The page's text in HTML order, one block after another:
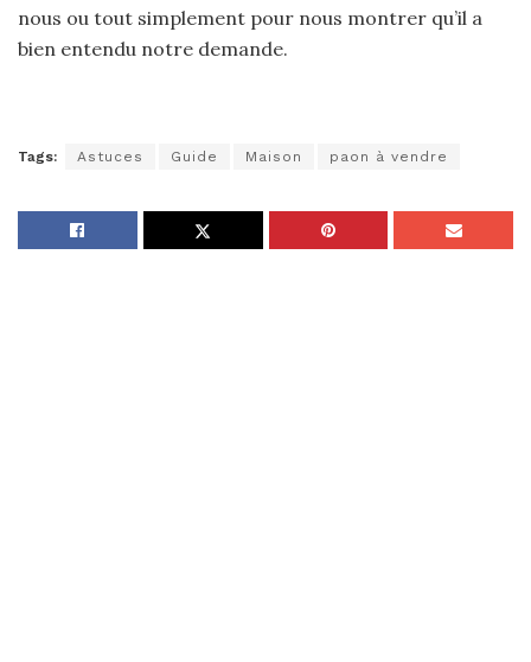
nous ou tout simplement pour nous montrer qu’il a
bien entendu notre demande.
Tags: Astuces Guide Maison paon à vendre